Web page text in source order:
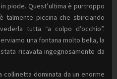
piode. Quest’ultima è purtroppo
talmente piccina che sbirciando
tutta “a colpo d’occhio”.
una fontana molto bella, la
ricavata ingegnosamente da
collinetta dominata da un enorme